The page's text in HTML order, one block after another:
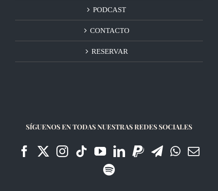
PODCAST
CONTACTO
RESERVAR
SÍGUENOS EN TODAS NUESTRAS REDES SOCIALES